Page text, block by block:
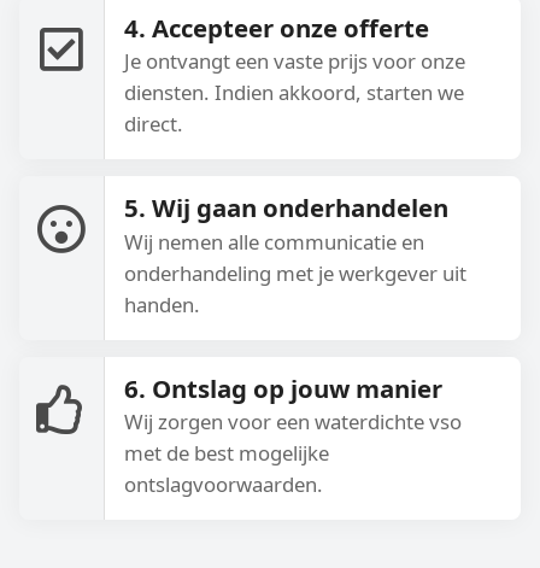
4. Accepteer onze offerte
Je ontvangt een vaste prijs voor onze
diensten. Indien akkoord, starten we
direct.
5. Wij gaan onderhandelen
Wij nemen alle communicatie en
onderhandeling met je werkgever uit
handen.
6. Ontslag op jouw manier
Wij zorgen voor een waterdichte vso
met de best mogelijke
ontslagvoorwaarden.